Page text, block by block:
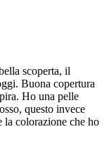
scoperta, il
Buona copertura
Ho una pelle
questo invece
la colorazione che ho